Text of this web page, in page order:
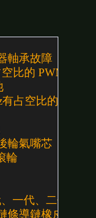
軸承故障
比的 PWM 控制
占空比的 PWM
輪氣嘴芯
輪
一代、二代、三
條導鏈橡皮